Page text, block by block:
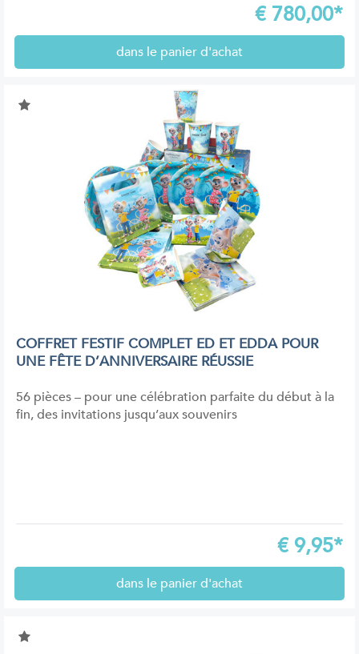
€ 780,00*
dans le panier d'achat
COFFRET FESTIF COMPLET ED ET EDDA POUR
UNE FÊTE D’ANNIVERSAIRE RÉUSSIE
56 pièces – pour une célébration parfaite du début à la
fin, des invitations jusqu’aux souvenirs
€ 9,95*
dans le panier d'achat